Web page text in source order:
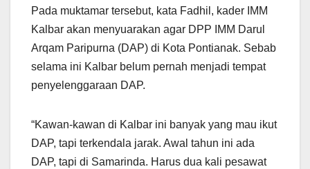
Pada muktamar tersebut, kata Fadhil, kader IMM
Kalbar akan menyuarakan agar DPP IMM Darul
Arqam Paripurna (DAP) di Kota Pontianak. Sebab
selama ini Kalbar belum pernah menjadi tempat
penyelenggaraan DAP.
“Kawan-kawan di Kalbar ini banyak yang mau ikut
DAP, tapi terkendala jarak. Awal tahun ini ada
DAP, tapi di Samarinda. Harus dua kali pesawat